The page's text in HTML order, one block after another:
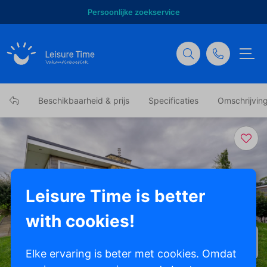
Persoonlijke zoekservice
Beschikbaarheid & prijs Specificaties
Leisure Time is better
with cookies!
Elke ervaring is beter met cookies. Omdat